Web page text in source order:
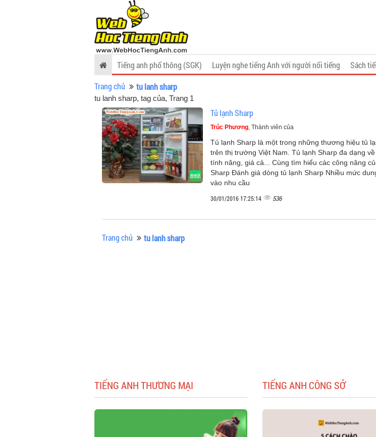
Tiếng anh phổ thông (SGK) Luyện nghe tiếng Anh với người nổi tiếng Sách
Trang chủ
tu lanh sharp
tu lanh sharp, tag của, Trang 1
Tủ lạnh Sharp
Trúc Phương, Thành viên của
Tủ lạnh Sharp là một trong những thương hiệu tủ
trên thị trường Việt Nam. Tủ lạnh Sharp đa dạng về
tính năng, giá cả... Cùng tìm hiểu các công năng
Sharp Đánh giá dòng tủ lạnh Sharp Nhiều mức
vào nhu cầu
30/01/2016 17:25:14 536
Trang chủ tu lanh sharp
TIẾNG ANH THƯƠNG MẠI TIẾNG ANH CÔNG SỞ